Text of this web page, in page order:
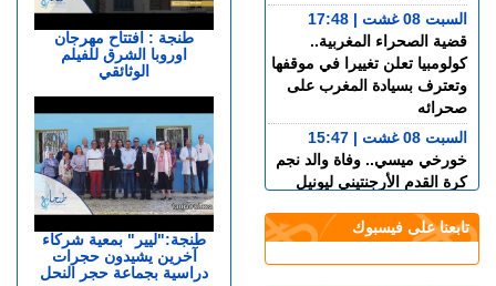
طنجة : افتتاح مهرجان
اوروبا الشرق للفيلم
الوثائقي
طنجة:"ليير" بمعية شركاء
آخرين يشيدون حجرات
دراسية بجماعة حجر النحل
السبت 08 غشت | 17:48
قضية الصحراء المغربية..
كولومبيا تعلن تغييرا في موقفها
وتعترف بسيادة المغرب على
صحرائه
السبت 08 غشت | 15:47
خورخي ميسي.. وفاة والد نجم
كرة القدم الأرجنتيني ليونيل
السبت 08 غشت | 14:49
تابعنا على فيسبوك